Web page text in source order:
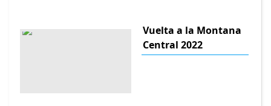
Vuelta a la Montana
Central 2022